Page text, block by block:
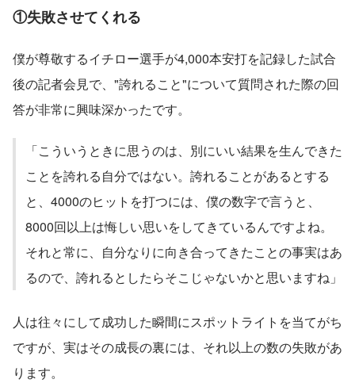
①失敗させてくれる
僕が尊敬するイチロー選手が4,000本安打を記録した試合
後の記者会見で、"誇れること"について質問された際の回
答が非常に興味深かったです。
「こういうときに思うのは、別にいい結果を生んできた
ことを誇れる自分ではない。誇れることがあるとする
と、4000のヒットを打つには、僕の数字で言うと、
8000回以上は悔しい思いをしてきているんですよね。
それと常に、自分なりに向き合ってきたことの事実はあ
るので、誇れるとしたらそこじゃないかと思いますね」
人は往々にして成功した瞬間にスポットライトを当てがち
ですが、実はその成長の裏には、それ以上の数の失敗があ
ります。